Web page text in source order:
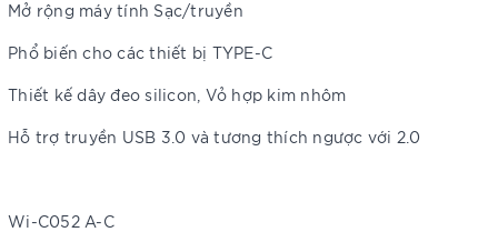
Mở rộng máy tính Sạc/truyền
Phổ biến cho các thiết bị TYPE-C
Thiết kế dây đeo silicon, Vỏ hợp kim nhôm
Hỗ trợ truyền USB 3.0 và tương thích ngược với 2.0
Wi-C052 A-C